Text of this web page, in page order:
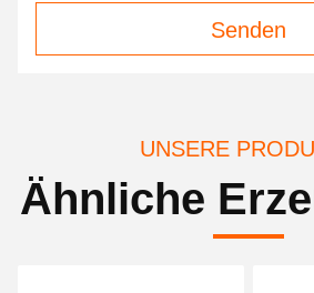
Senden
UNSERE
Ähnliche